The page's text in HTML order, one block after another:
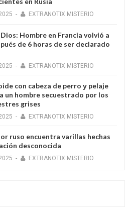
- EXTRANOTIX MISTERIO
Hombre en Francia volvió a
de 6 horas de ser declarado
- EXTRANOTIX MISTERIO
con cabeza de perro у pelaje
un hombre secuestrado por los
grises
- EXTRANOTIX MISTERIO
ruso encuentra varillas hechas
desconocida
- EXTRANOTIX MISTERIO